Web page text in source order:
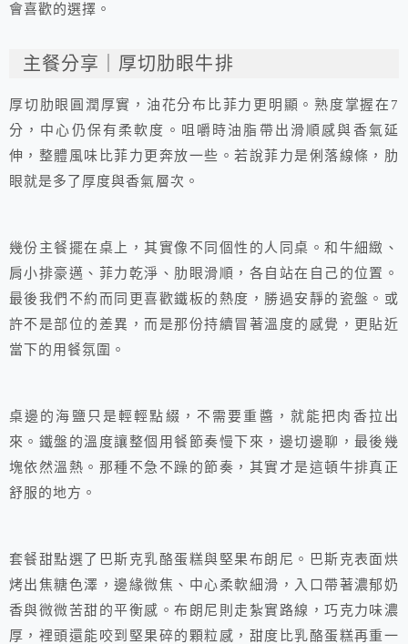
會喜歡的選擇。
主餐分享｜厚切肋眼牛排
厚切肋眼圓潤厚實，油花分布比菲力更明顯。熟度掌握在7
分，中心仍保有柔軟度。咀嚼時油脂帶出滑順感與香氣延
伸，整體風味比菲力更奔放一些。若說菲力是俐落線條，肋
眼就是多了厚度與香氣層次。
幾份主餐擺在桌上，其實像不同個性的人同桌。和牛細緻、
肩小排豪邁、菲力乾淨、肋眼滑順，各自站在自己的位置。
最後我們不約而同更喜歡鐵板的熱度，勝過安靜的瓷盤。或
許不是部位的差異，而是那份持續冒著溫度的感覺，更貼近
當下的用餐氛圍。
桌邊的海鹽只是輕輕點綴，不需要重醬，就能把肉香拉出
來。鐵盤的溫度讓整個用餐節奏慢下來，邊切邊聊，最後幾
塊依然溫熱。那種不急不躁的節奏，其實才是這頓牛排真正
舒服的地方。
套餐甜點選了巴斯克乳酪蛋糕與堅果布朗尼。巴斯克表面烘
烤出焦糖色澤，邊緣微焦、中心柔軟細滑，入口帶著濃郁奶
香與微微苦甜的平衡感。布朗尼則走紮實路線，巧克力味濃
厚，裡頭還能咬到堅果碎的顆粒感，甜度比乳酪蛋糕再重一